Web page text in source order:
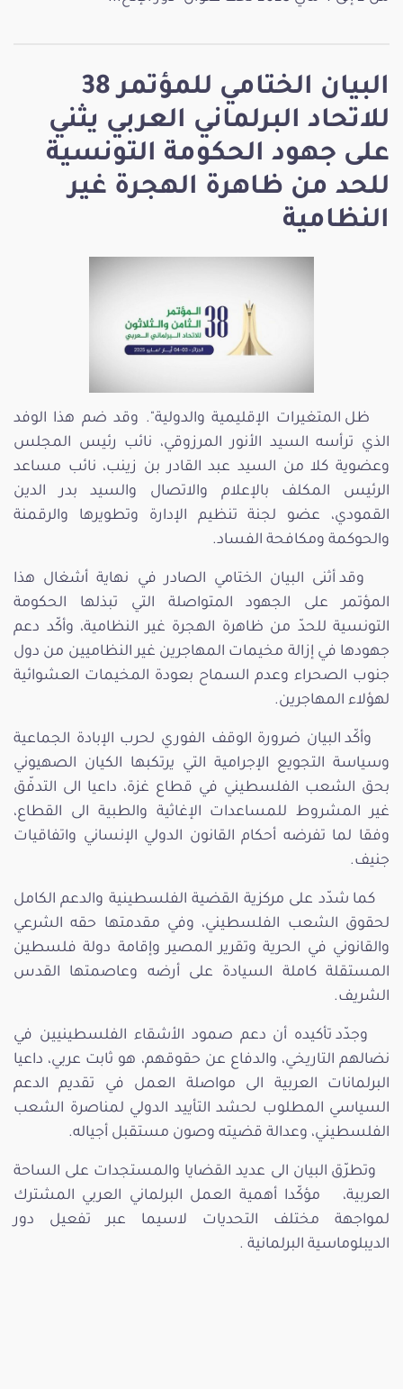
البيان الختامي للمؤتمر 38
للاتحاد البرلماني العربي يثني
على جهود الحكومة التونسية
للحد من ظاهرة الهجرة غير
النظامية
ظل المتغيرات الإقليمية والدولية". وقد ضم هذا الوفد
الذي ترأسه السيد الأنور المرزوقي، نائب رئيس المجلس
وعضوية كلا من السيد عبد القادر بن زينب، نائب مساعد
الرئيس المكلف بالإعلام والاتصال والسيد بدر الدين
القمودي، عضو لجنة تنظيم الإدارة وتطويرها والرقمنة
والحوكمة ومكافحة الفساد.
وقد أثنى البيان الختامي الصادر في نهاية أشغال هذا
المؤتمر على الجهود المتواصلة التي تبذلها الحكومة
التونسية للحدّ من ظاهرة الهجرة غير النظامية، وأكّد دعم
جهودها في إزالة مخيمات المهاجرين غير النظاميين من دول
جنوب الصحراء وعدم السماح بعودة المخيمات العشوائية
لهؤلاء المهاجرين.
وأكّد البيان ضرورة الوقف الفوري لحرب الإبادة الجماعية
وسياسة التجويع الإجرامية التي يرتكبها الكيان الصهيوني
بحق الشعب الفلسطيني في قطاع غزة، داعيا الى التدفّق
غير المشروط للمساعدات الإغاثية والطبية الى القطاع،
وفقا لما تفرضه أحكام القانون الدولي الإنساني واتفاقيات
جنيف.
كما شدّد على مركزية القضية الفلسطينية والدعم الكامل
لحقوق الشعب الفلسطيني، وفي مقدمتها حقه الشرعي
والقانوني في الحرية وتقرير المصير وإقامة دولة فلسطين
المستقلة كاملة السيادة على أرضه وعاصمتها القدس
الشريف.
وجدّد تأكيده أن دعم صمود الأشقاء الفلسطينيين في
نضالهم التاريخي، والدفاع عن حقوقهم، هو ثابت عربي، داعيا
البرلمانات العربية الى مواصلة العمل في تقديم الدعم
السياسي المطلوب لحشد التأييد الدولي لمناصرة الشعب
الفلسطيني، وعدالة قضيته وصون مستقبل أجياله.
وتطرّق البيان الى عديد القضايا والمستجدات على الساحة
العربية، مؤكّدا أهمية العمل البرلماني العربي المشترك
لمواجهة مختلف التحديات لاسيما عبر تفعيل دور
الديبلوماسية البرلمانية .